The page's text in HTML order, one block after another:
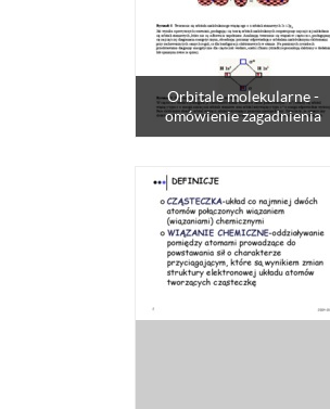
Orbitale molekularne -
omówienie zagadnienia